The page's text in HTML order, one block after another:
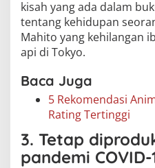
kisah yang ada dalam
tentang kehidupan
Mahito yang kehilangan
api di Tokyo.
Baca Juga
5 Rekomendasi
Rating Tertinggi
3. Tetap
pandemi